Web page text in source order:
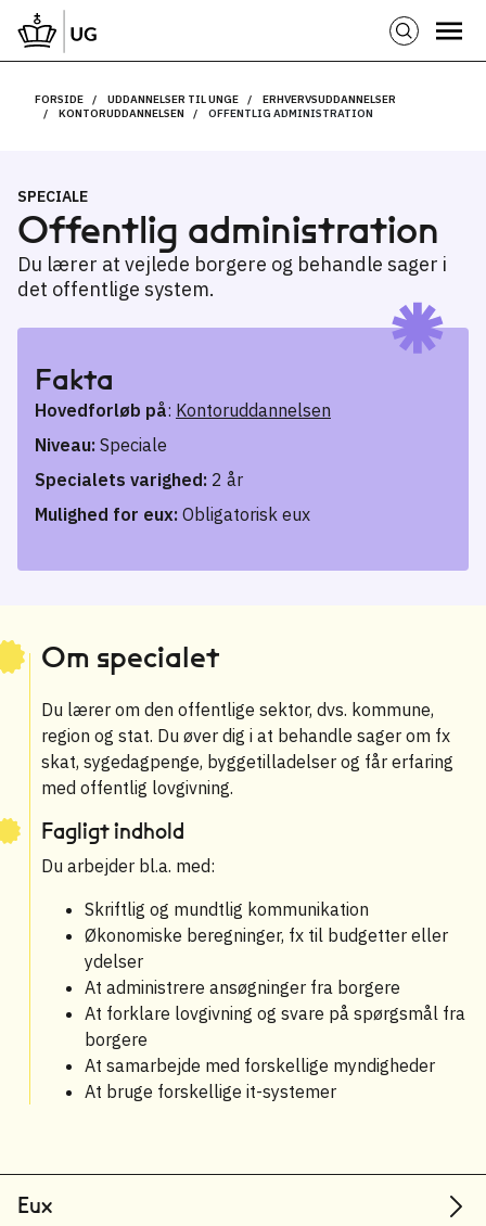
FORSIDE UDDANNELSER TIL UNGE
ERHVERVSUDDANNELSER
KONTORUDDANNELSEN
OFFENTLIG ADMINISTRATION
SPECIALE
Offentlig administration
Du lærer at vejlede borgere og behandle sager i
det offentlige system.
Fakta
Hovedforløb på: Kontoruddannelsen
Niveau: Speciale
Specialets varighed: 2 år
Mulighed for eux: Obligatorisk eux
Om specialet
Du lærer om den offentlige sektor, dvs. kommune,
region og stat. Du øver dig i at behandle sager om fx
skat, sygedagpenge, byggetilladelser og får erfaring
med offentlig lovgivning.
Fagligt indhold
Du arbejder bl.a. med:
Skriftlig og mundtlig kommunikation
Økonomiske beregninger, fx til budgetter eller
ydelser
At administrere ansøgninger fra borgere
At forklare lovgivning og svare på spørgsmål fra
borgere
At samarbejde med forskellige myndigheder
At bruge forskellige it-systemer
Eux